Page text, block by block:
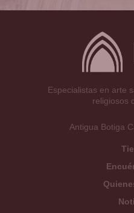
Especialistas en arte
religiosos
Antigua Botiga